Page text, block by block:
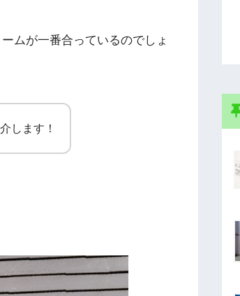
ムが一番合っているのでしょ
します！